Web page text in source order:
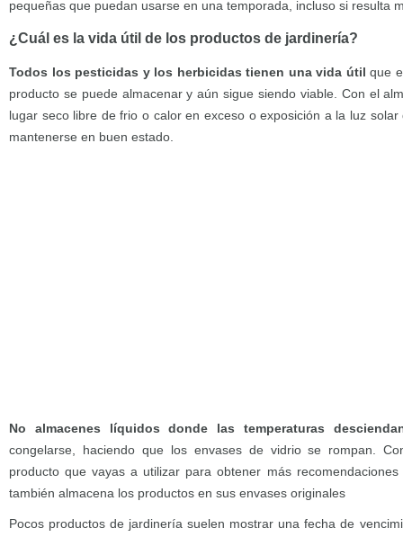
pequeñas que puedan usarse en una temporada, incluso si resulta
¿Cuál es la vida útil de los productos de jardinería?
Todos los pesticidas y los herbicidas tienen una vida útil que
producto se puede almacenar y aún sigue siendo viable. Con el
lugar seco libre de frio o calor en exceso o exposición a la luz
mantenerse en buen estado.
No almacenes líquidos donde las temperaturas
congelarse, haciendo que los envases de vidrio se rompan.
producto que vayas a utilizar para obtener más
también almacena los productos en sus envases originales
Pocos productos de jardinería suelen mostrar una fecha de